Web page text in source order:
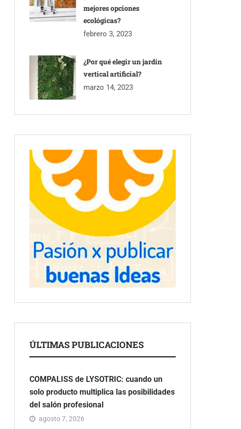
mejores opciones
ecológicas?
febrero 3, 2023
¿Por qué elegir un jardín
vertical artificial?
marzo 14, 2023
ÚLTIMAS PUBLICACIONES
COMPALISS de LYSOTRIC: cuando un
solo producto multiplica las posibilidades
del salón profesional
agosto 7, 2026